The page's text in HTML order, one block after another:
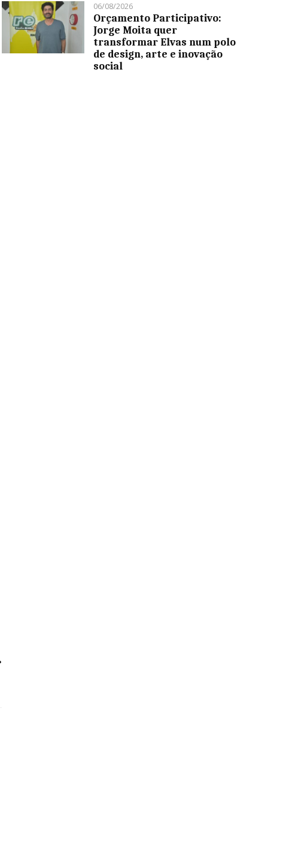
06/08/2026
Orçamento Participativo:
Jorge Moita quer
transformar Elvas num polo
de design, arte e inovação
social